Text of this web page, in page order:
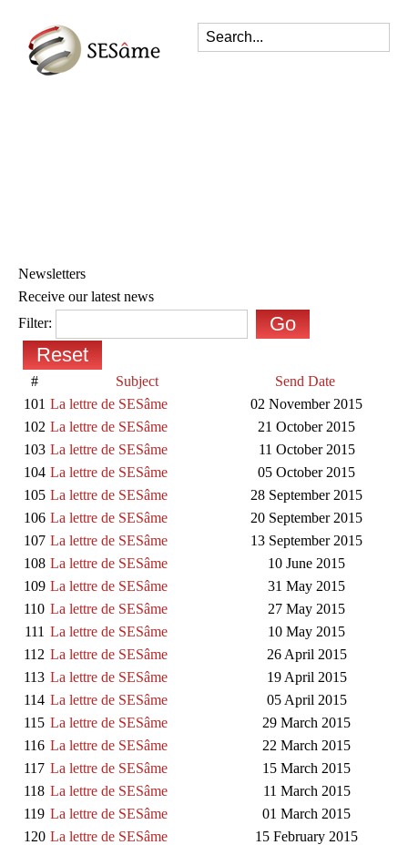
Newsletters
Receive our latest news
Filter:
Go
Reset
# Subject Send Date
101 La lettre de SESâme
02 November 2015
102 La lettre de SESâme
21 October 2015
103 La lettre de SESâme
11 October 2015
104 La lettre de SESâme
05 October 2015
105 La lettre de SESâme
28 September 2015
106 La lettre de SESâme
20 September 2015
107 La lettre de SESâme
13 September 2015
108 La lettre de SESâme
10 June 2015
109 La lettre de SESâme
31 May 2015
110 La lettre de SESâme
27 May 2015
111 La lettre de SESâme
10 May 2015
112 La lettre de SESâme
26 April 2015
113 La lettre de SESâme
19 April 2015
114 La lettre de SESâme
05 April 2015
115 La lettre de SESâme
29 March 2015
116 La lettre de SESâme
22 March 2015
117 La lettre de SESâme
15 March 2015
118 La lettre de SESâme
11 March 2015
119 La lettre de SESâme
01 March 2015
120 La lettre de SESâme 15 February 2015